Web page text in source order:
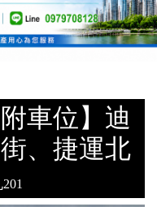
車位】迪
、捷運北